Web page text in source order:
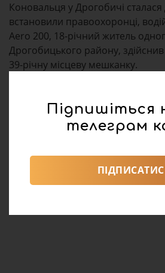
Коновальця у Дрогобичі
встановили правоохоронці,
Aero 200, 18-річний житель
Дрогобицького району,
39-річну місцеву мешканку.
Підпишіться
телеграм